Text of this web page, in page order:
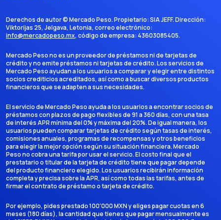
Derechos de autor ©Mercado Peso. Propietario:SIA JEFF. Dirección:
Viktorijas 25, Jelgava, Letonia, correo electrónico:
info@mercadopeso.mx, código de empresa: 43603085405.
Mercado Peso no es un proveedor de préstamos ni de tarjetas de
crédito y no emite préstamos ni tarjetas de crédito. Los servicios de
Mercado Peso ayudan a los usuarios a comparar y elegir entre distintos
socios crediticios acreditados, así como a buscar diversos productos
financieros que se adapten a sus necesidades.
El servicio de Mercado Peso ayuda a los usuarios a encontrar socios de
préstamos con plazos de pago flexibles de 91 a 360 días, con una tasa
de interés APR mínima del 0% y máxima del 20%. De igual manera, los
usuarios pueden comparar tarjetas de crédito según tasas de interés,
comisiones anuales, programas de recompensas y otros beneficios
para elegir la mejor opción según su situación financiera. Mercado
Peso no cobra una tarifa por usar el servicio. El costo final que el
prestatario o titular de la tarjeta de crédito tiene que pagar depende
del producto financiero elegido. Los usuarios recibirán información
completa y precisa sobre la APR, así como todas las tarifas, antes de
firmar el contrato de préstamo o tarjeta de crédito.
Por ejemplo, pides prestado 100'000 MXN y eliges pagar cuotas en 6
meses (180 días), la cantidad que tienes que pagar mensualmente es